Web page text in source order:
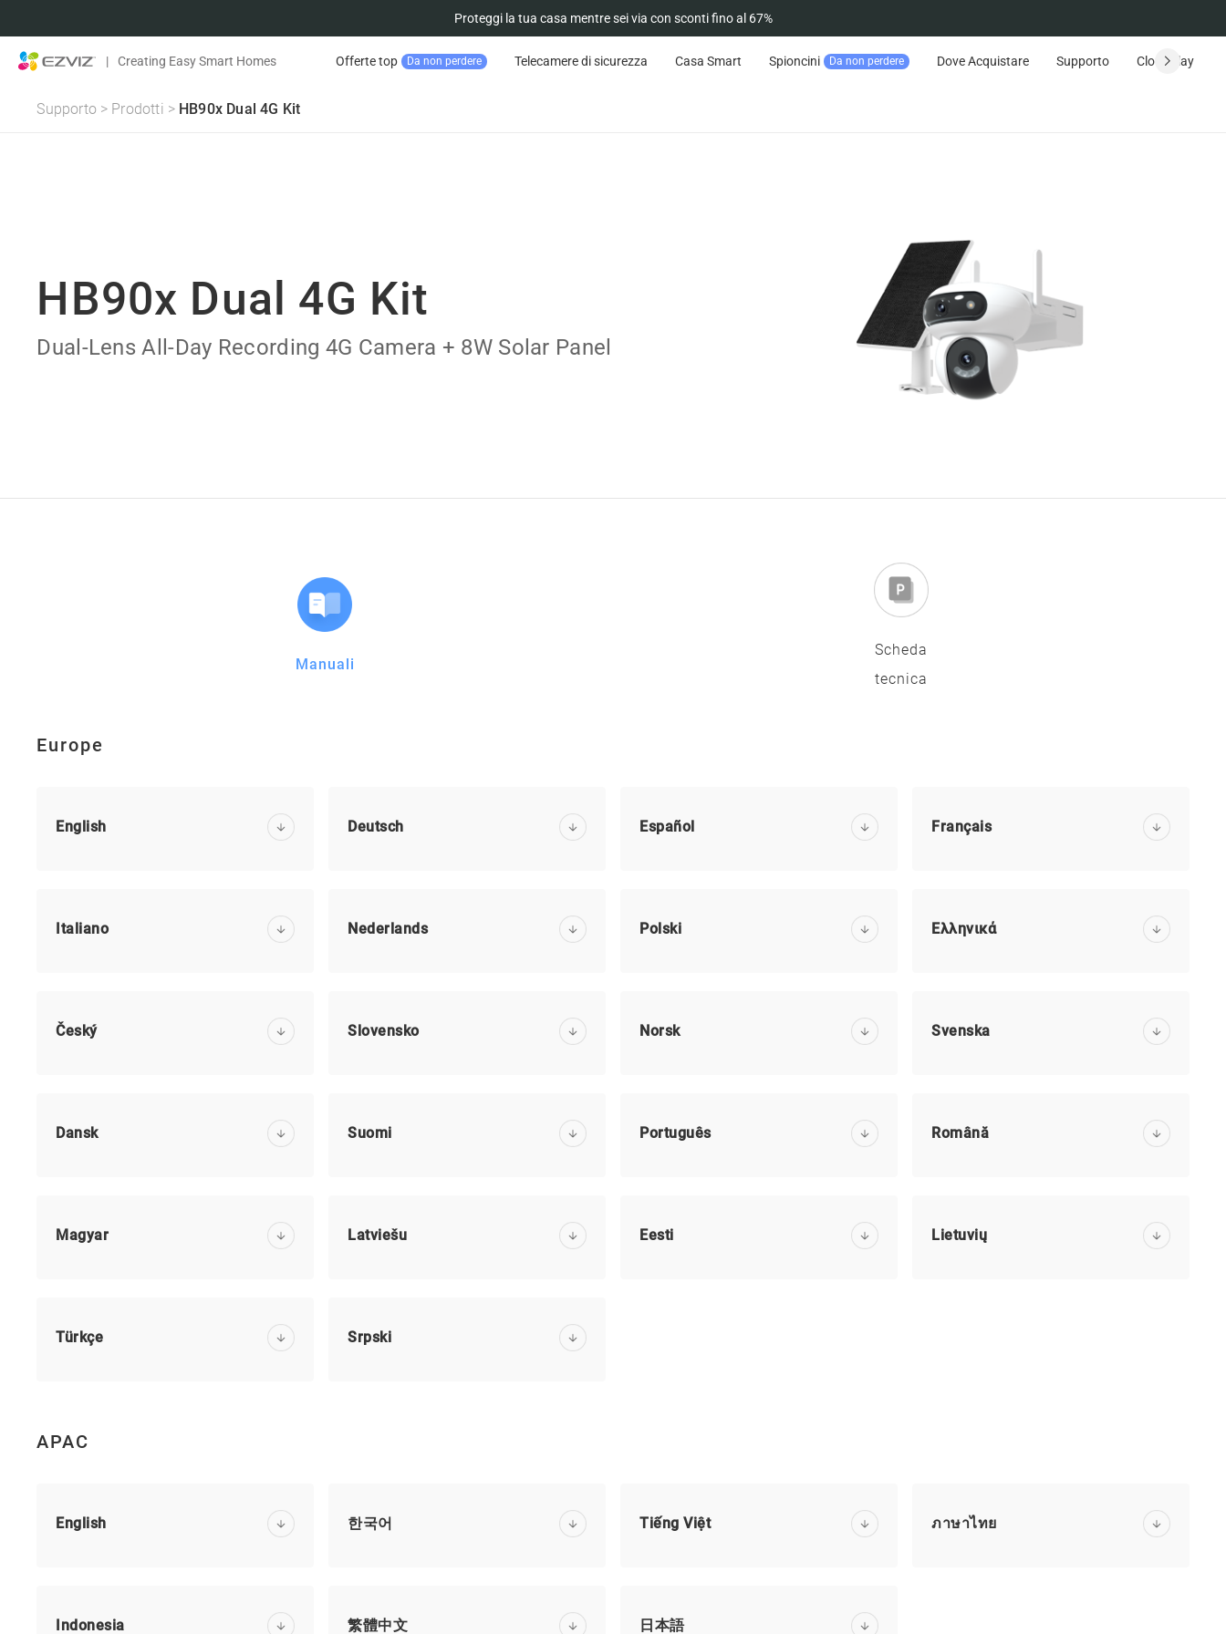
Proteggi la tua casa mentre sei via con sconti fino al 67%
| Creating Easy Smart Homes Offerte top Da non perdere Telecamere di sicurezza Casa Smart Spioncini Da non perdere Dove Acquistare Supporto CloudPlay
Supporto > Prodotti > HB90x Dual 4G Kit
HB90x Dual 4G Kit
Dual-Lens All-Day Recording 4G Camera + 8W Solar Panel
Manuali
Scheda
tecnica
Europe
English Deutsch Español Français
Italiano Nederlands Polski Ελληνικά
Český Slovensko Norsk Svenska
Dansk Suomi Português Română
Magyar Latviešu Eesti Lietuvių
Türkçe Srpski
APAC
English 한국어 Tiếng Việt ภาษาไทย
Indonesia 繁體中文 日本語